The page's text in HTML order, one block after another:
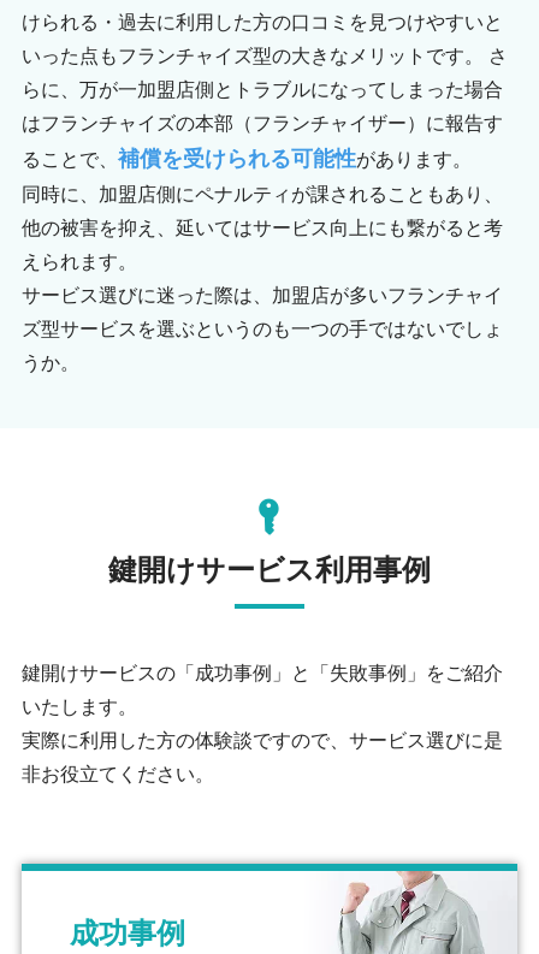
けられる・過去に利用した方の口コミを見つけやすいと
いった点もフランチャイズ型の大きなメリットです。 さ
らに、万が一加盟店側とトラブルになってしまった場合
はフランチャイズの本部（フランチャイザー）に報告す
ることで、 補償を受けられる可能性があります。
同時に、加盟店側にペナルティが課されることもあり、
他の被害を抑え、延いてはサービス向上にも繋がると考
えられます。
サービス選びに迷った際は、加盟店が多いフランチャイ
ズ型サービスを選ぶというのも一つの手ではないでしょ
うか。
鍵開けサービス利用事例
鍵開けサービスの「成功事例」と「失敗事例」をご紹介
いたします。
実際に利用した方の体験談ですので、サービス選びに是
非お役立てください。
成功事例